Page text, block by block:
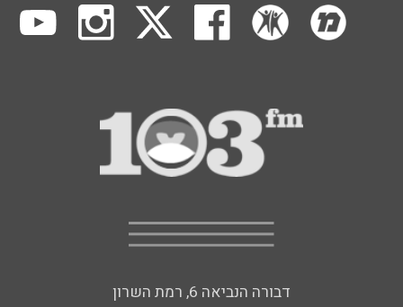
דבורה הנביאה 6, רמת השרון